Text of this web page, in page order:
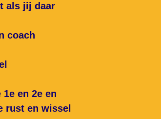
als jij daar
coach
en 2een
rust en wissel